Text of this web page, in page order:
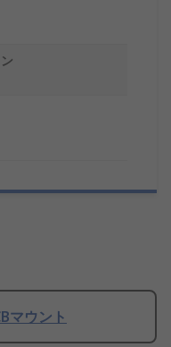
マウント